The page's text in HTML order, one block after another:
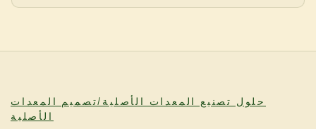
حلول تصنيع المعدات الأصلية/تصميم المعدات
الأصلية